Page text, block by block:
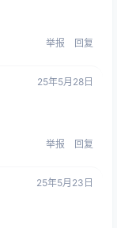
举报 回复
25年5月28日
举报 回复
25年5月23日